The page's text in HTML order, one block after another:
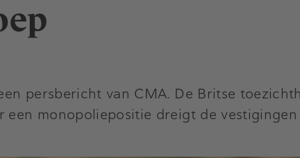
persbericht van CMA. De Britse
monopoliepositie dreigt de